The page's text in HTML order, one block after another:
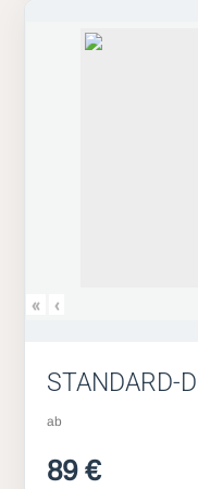
« ‹
STANDARD-
ab
89 €